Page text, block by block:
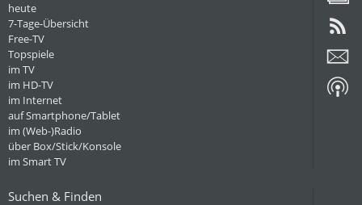
heute
7-Tage-Übersicht
Free-TV
Topspiele
im TV
im HD-TV
im Internet
auf Smartphone/Tablet
im (Web-)Radio
über Box/Stick/Konsole
im Smart TV
Suchen & Finden